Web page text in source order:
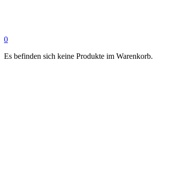
0
Es befinden sich keine Produkte im Warenkorb.